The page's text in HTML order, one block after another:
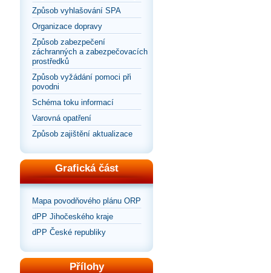
Způsob vyhlašování SPA
Organizace dopravy
Způsob zabezpečení
záchranných a zabezpečovacích
prostředků
Způsob vyžádání pomoci při
povodni
Schéma toku informací
Varovná opatření
Způsob zajištění aktualizace
Grafická část
Mapa povodňového plánu ORP
dPP Jihočeského kraje
dPP České republiky
Přílohy